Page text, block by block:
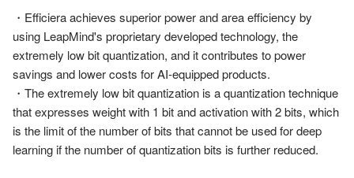
・Efficiera achieves superior power and area efficiency by
using LeapMind's proprietary developed technology, the
extremely low bit quantization, and it contributes to power
savings and lower costs for AI-equipped products.
・The extremely low bit quantization is a quantization technique
that expresses weight with 1 bit and activation with 2 bits, which
is the limit of the number of bits that cannot be used for deep
learning if the number of quantization bits is further reduced.